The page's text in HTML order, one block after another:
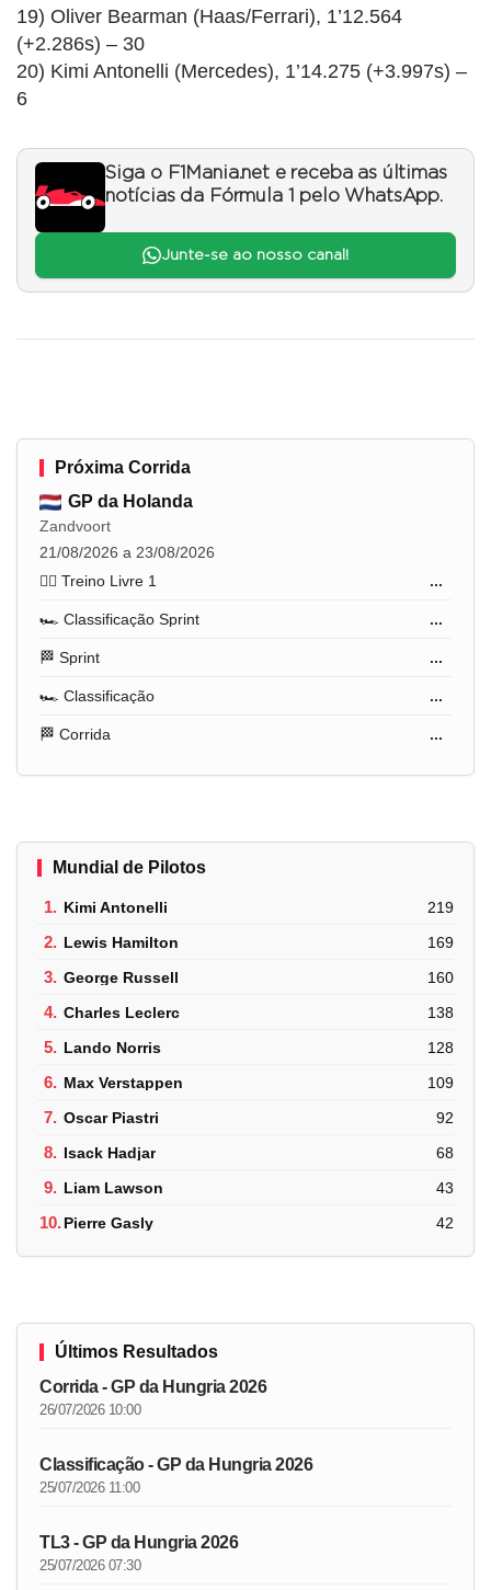
19) Oliver Bearman (Haas/Ferrari), 1’12.564
(+2.286s) – 30
20) Kimi Antonelli (Mercedes), 1’14.275 (+3.997s) –
6
Siga o F1Mania.net e receba as últimas
notícias da Fórmula 1 pelo WhatsApp.
Junte-se ao nosso canal!
Próxima Corrida
GP da Holanda
Zandvoort
21/08/2026 a 23/08/2026
🏋️‍♂️ Treino Livre 1
...
🏎️ Classificação Sprint ...
🏁 Sprint ...
🏎️ Classificação ...
🏁 Corrida ...
Mundial de Pilotos
1. Kimi Antonelli 219
2. Lewis Hamilton 169
3. George Russell 160
4. Charles Leclerc 138
5. Lando Norris 128
6. Max Verstappen 109
7. Oscar Piastri 92
8. Isack Hadjar 68
9. Liam Lawson 43
10.Pierre Gasly 42
Últimos Resultados
Corrida - GP da Hungria 2026
26/07/2026 10:00
Classificação - GP da Hungria 2026
25/07/2026 11:00
TL3 - GP da Hungria 2026
25/07/2026 07:30